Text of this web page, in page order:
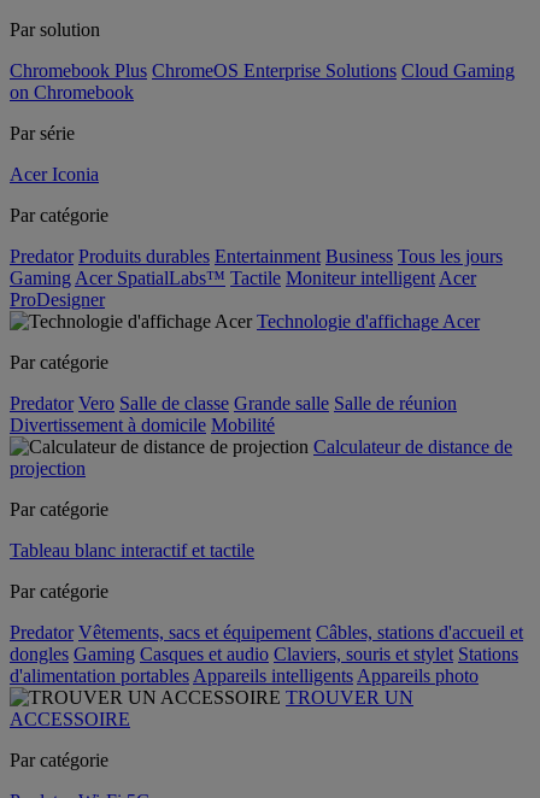
Par solution
Chromebook Plus ChromeOS Enterprise Solutions Cloud Gaming
on Chromebook
Par série
Acer Iconia
Par catégorie
Predator Produits durables Entertainment Business Tous les jours
Gaming Acer SpatialLabs™ Tactile Moniteur intelligent Acer
ProDesigner
Technologie d'affichage Acer
Par catégorie
Predator Vero Salle de classe Grande salle Salle de réunion
Divertissement à domicile Mobilité
Calculateur de distance de
projection
Par catégorie
Tableau blanc interactif et tactile
Par catégorie
Predator Vêtements, sacs et équipement Câbles, stations d'accueil et
dongles Gaming Casques et audio Claviers, souris et stylet Stations
d'alimentation portables Appareils intelligents Appareils photo
TROUVER UN
ACCESSOIRE
Par catégorie